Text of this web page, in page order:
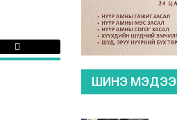
ШИНЭ МЭДЭЭ